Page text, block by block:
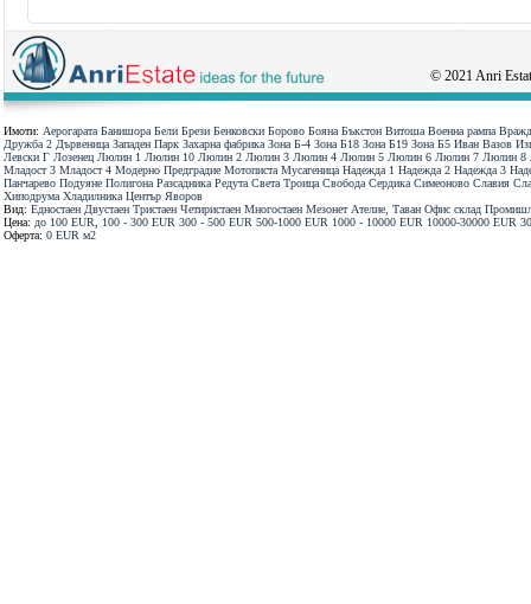
© 2021 Anri
Имоти: Аерогарата Банишора Бели Брези Бенковски Борово Бояна Бъкстон Витоша Военна рампа
Дружба 2 Дървеница Западен Парк Захарна фабрика Зона Б-4 Зона Б18 Зона Б19 Зона Б5 Иван Вазов
Левски Г Лозенец Люлин 1 Люлин 10 Люлин 2 Люлин 3 Люлин 4 Люлин 5 Люлин 6 Люлин 7 Люлин 8
Младост 3 Младост 4 Модерно Предградие Мотописта Мусагеница Надежда 1 Надежда 2 Надежда 3
Панчарево Подуяне Полигона Разсадника Редута Света Троица Свобода Сердика Симеоново Славия
Хиподрума Хладилника Център Яворов
Вид: Едностаен Двустаен Тристаен Четиристаен Многостаен Мезонет Ателие, Таван Офис склад
Цена: до 100 ЕUR 100 - 300 ЕUR 300 - 500 ЕUR 500-1000 ЕUR 1000 - 10000 ЕUR 10000-30000 ЕUR
Оферта: 0 EUR м2